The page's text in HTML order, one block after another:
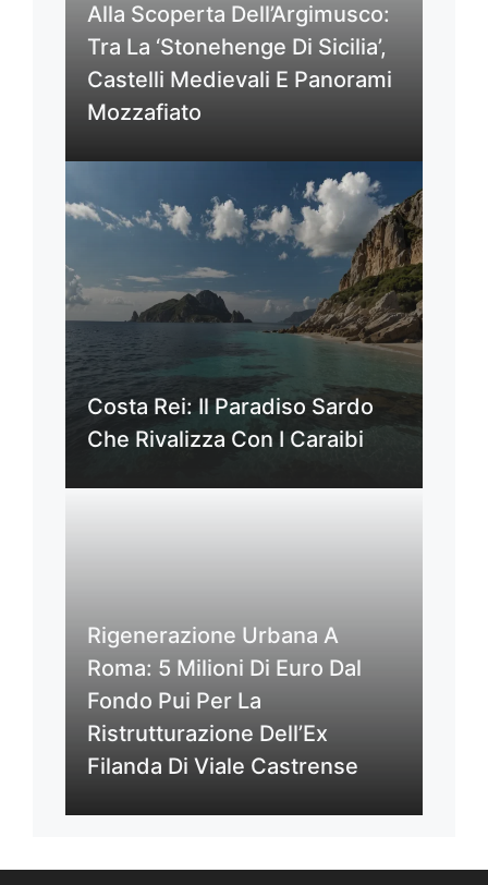
Alla Scoperta Dell’Argimusco:
Tra La ‘Stonehenge Di Sicilia’,
Castelli Medievali E Panorami
Mozzafiato
Costa Rei: Il Paradiso Sardo
Che Rivalizza Con I Caraibi
Rigenerazione Urbana A
Roma: 5 Milioni Di Euro Dal
Fondo Pui Per La
Ristrutturazione Dell’Ex
Filanda Di Viale Castrense